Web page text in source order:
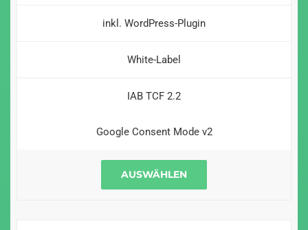
inkl. WordPress-Plugin
White-Label
IAB TCF 2.2
Google Consent Mode v2
AUSWÄHLEN